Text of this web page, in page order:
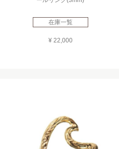
在庫一覧
¥ 22,000